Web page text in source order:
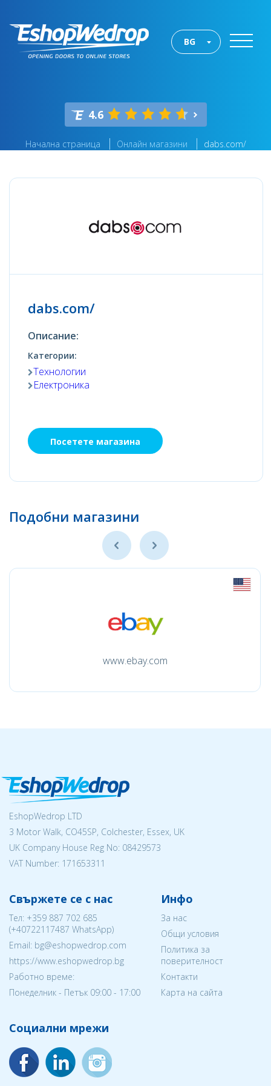
BG
4.6
Начална страница Онлайн магазини dabs.com/
dabs.com/
Описание:
Категории:
Технологии
Електроника
Посетете магазина
Подобни магазини
www.ebay.com
EshopWedrop LTD
3 Motor Walk, CO45SP, Colchester, Essex, UK
UK Company House Reg No: 08429573
VAT Number: 171653311
Свържете се с нас
Тел: +359 887 702 685
(+40722117487 WhatsApp)
Email: bg@eshopwedrop.com
https://www.eshopwedrop.bg
Работно време:
Понеделник - Петък 09:00 - 17:00
Инфо
За нас
Общи условия
Политика за
поверителност
Контакти
Карта на сайта
Социални мрежи